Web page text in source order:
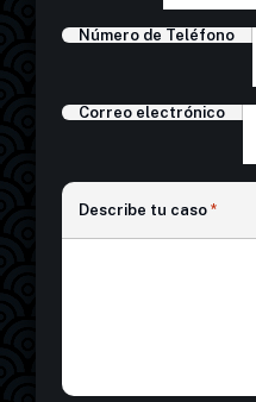
Número de Teléfono
Correo electrónico
Describe tu caso *